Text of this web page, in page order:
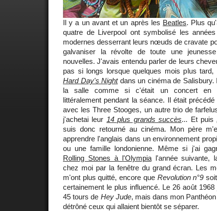
Il y a un avant et un après les Beatles. Plus
quatre de Liverpool ont symbolisé les
modernes desserrant leurs nœuds de cravate
galvaniser la révolte de toute une
nouvelles. J'avais entendu parler de leurs
pas si longs lorsque quelques mois plus
Hard Day's Nightdans un cinéma de Salisbury.
la salle comme si c'était un concert en
littéralement pendant la séance. Il était
avec les Three Stooges, un autre trio de
j'achetai leur 14 plus grands succès... Et puis
suis donc retourné au cinéma. Mon père
apprendre l'anglais dans un environnement
ou une famille londonienne. Même si j'ai
Rolling Stones à l'Olympial'année suivante,
chez moi par la fenêtre du grand écran. Les
m'ont plus quitté, encore que Revolution n°9
certainement le plus influencé. Le 26 août
45 tours de Hey Jude, mais dans mon
détrôné ceux qui allaient bientôt se séparer.